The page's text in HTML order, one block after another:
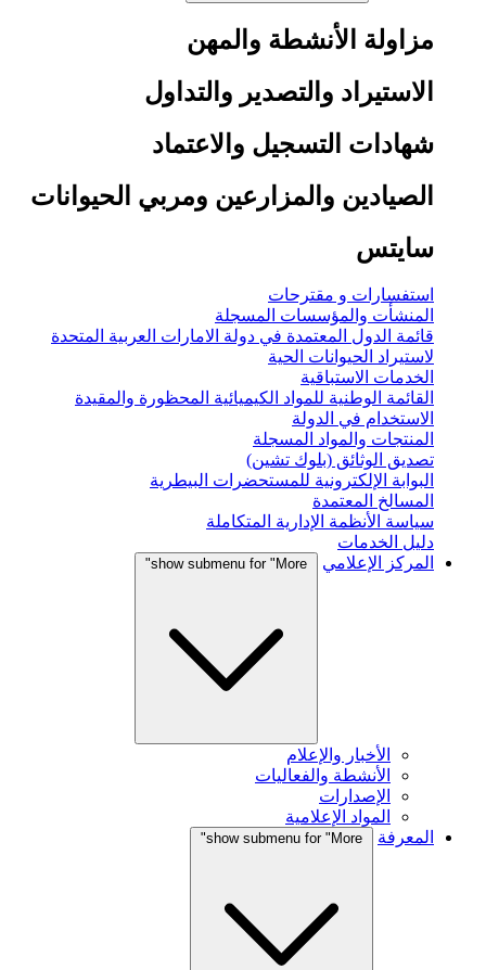
مزاولة الأنشطة والمهن
الاستيراد والتصدير والتداول
شهادات التسجيل والاعتماد
الصيادين والمزارعين ومربي الحيوانات
سايتس
استفسارات و مقترحات
المنشأت والمؤسسات المسجلة
قائمة الدول المعتمدة في دولة الامارات العربية المتحدة
لاستيراد الحيوانات الحية
الخدمات الاستباقية
القائمة الوطنية للمواد الكيميائية المحظورة والمقيدة
الاستخدام في الدولة
المنتجات والمواد المسجلة
تصديق الوثائق (بلوك تشين)
البوابة الإلكترونية للمستحضرات البيطرية
المسالخ المعتمدة
سياسة الأنظمة الإدارية المتكاملة
دليل الخدمات
المركز الإعلامي
show submenu for "More"
الأخبار والإعلام
الأنشطة والفعاليات
الإصدارات
المواد الإعلامية
المعرفة
show submenu for "More"